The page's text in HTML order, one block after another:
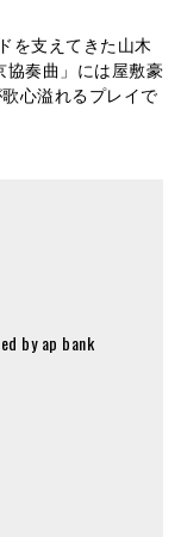
を支えてきた山木
協奏曲」には屋敷豪
心溢れるプレイで
by ap bank